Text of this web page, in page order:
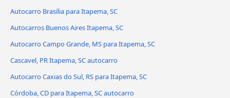
Autocarro Brasília para Itapema, SC
Autocarros Buenos Aires Itapema, SC
Autocarro Campo Grande, MS para Itapema, SC
Cascavel, PR Itapema, SC autocarro
Autocarro Caxias do Sul, RS para Itapema, SC
Córdoba, CD para Itapema, SC autocarro